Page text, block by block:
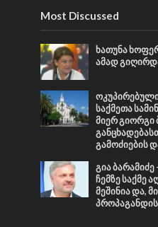
Most Discussed
ხათუნა
ამად
საქმეთა
მიერ გიორგი
გამოძიების
გია
ჩემზე საქმე
მეშინია და,
პროპაგანდის